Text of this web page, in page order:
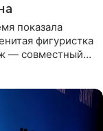
показала
фигуристка
— совместный